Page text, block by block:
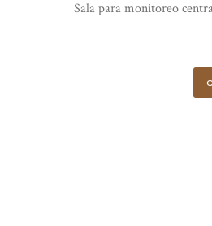
Sala para monitoreo